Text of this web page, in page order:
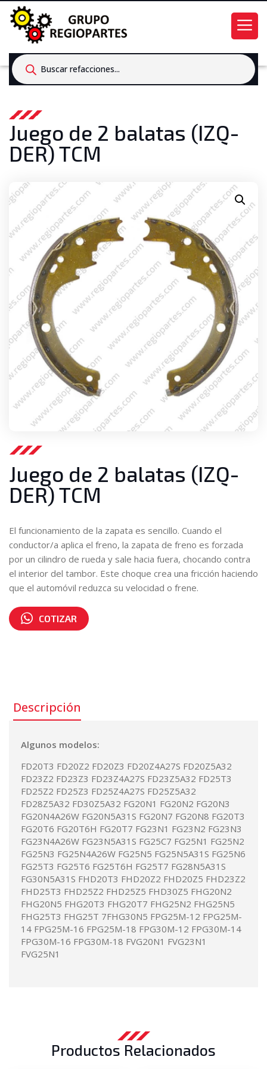
Products
search
Juego de 2 balatas (IZQ-
DER) TCM
Juego de 2 balatas (IZQ-
DER) TCM
El funcionamiento de la zapata es sencillo. Cuando el
conductor/a aplica el freno, la zapata de freno es forzada
por un cilindro de rueda y sale hacia fuera, chocando contra
el interior del tambor. Este choque crea una fricción haciendo
que el automóvil reduzca su velocidad o frene.
COTIZAR
Descripción
Algunos modelos:
FD20T3 FD20Z2 FD20Z3 FD20Z4A27S FD20Z5A32
FD23Z2 FD23Z3 FD23Z4A27S FD23Z5A32 FD25T3
FD25Z2 FD25Z3 FD25Z4A27S FD25Z5A32
FD28Z5A32 FD30Z5A32 FG20N1 FG20N2 FG20N3
FG20N4A26W FG20N5A31S FG20N7 FG20N8 FG20T3
FG20T6 FG20T6H FG20T7 FG23N1 FG23N2 FG23N3
FG23N4A26W FG23N5A31S FG25C7 FG25N1 FG25N2
FG25N3 FG25N4A26W FG25N5 FG25N5A31S FG25N6
FG25T3 FG25T6 FG25T6H FG25T7 FG28N5A31S
FG30N5A31S FHD20T3 FHD20Z2 FHD20Z5 FHD23Z2
FHD25T3 FHD25Z2 FHD25Z5 FHD30Z5 FHG20N2
FHG20N5 FHG20T3 FHG20T7 FHG25N2 FHG25N5
FHG25T3 FHG25T 7FHG30N5 FPG25M-12 FPG25M-
14 FPG25M-16 FPG25M-18 FPG30M-12 FPG30M-14
FPG30M-16 FPG30M-18 FVG20N1 FVG23N1
FVG25N1
Productos Relacionados